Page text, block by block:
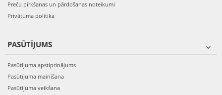
Preču pirkšanas un pārdošanas noteikumi
Privātuma politika
PASŪTĪJUMS
Pasūtījuma apstiprinājums
Pasūtījuma mainīšana
Pasūtījuma veikšana